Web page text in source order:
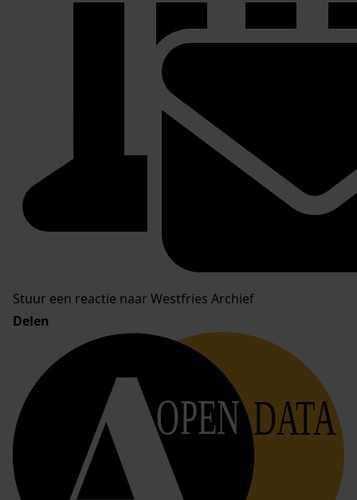
Stuur een reactie naar Westfries Archief
Delen
OPEN DATA